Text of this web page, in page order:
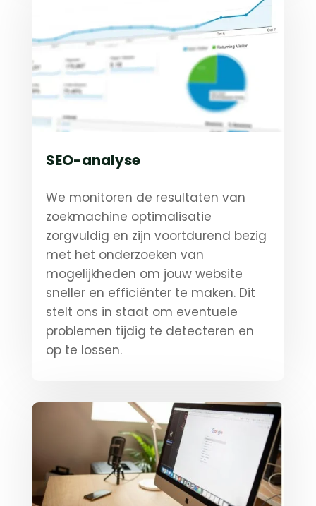
SEO-analyse
We monitoren de resultaten van
zoekmachine optimalisatie
zorgvuldig en zijn voortdurend bezig
met het onderzoeken van
mogelijkheden om jouw website
sneller en efficiënter te maken. Dit
stelt ons in staat om eventuele
problemen tijdig te detecteren en
op te lossen.